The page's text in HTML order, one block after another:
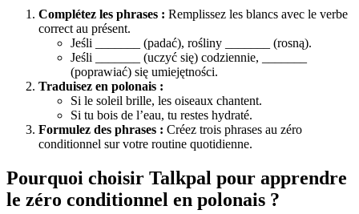
Complétez les phrases : Remplissez les blancs avec le verbe
correct au présent.
Jeśli _______ (padać), rośliny _______ (rosną).
Jeśli _______ (uczyć się) codziennie, _______
(poprawiać) się umiejętności.
Traduisez en polonais :
Si le soleil brille, les oiseaux chantent.
Si tu bois de l’eau, tu restes hydraté.
Formulez des phrases : Créez trois phrases au zéro
conditionnel sur votre routine quotidienne.
Pourquoi choisir Talkpal pour apprendre
le zéro conditionnel en polonais ?